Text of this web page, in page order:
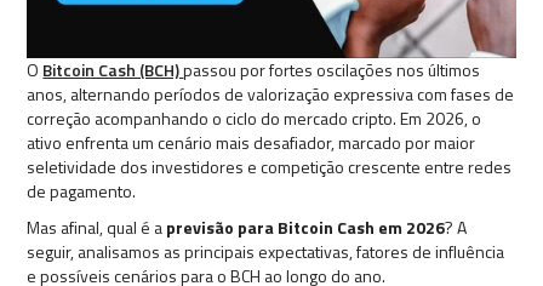
O Bitcoin Cash (BCH)passou por fortes oscilações nos últimos
anos, alternando períodos de valorização expressiva com fases de
correção acompanhando o ciclo do mercado cripto. Em 2026, o
ativo enfrenta um cenário mais desafiador, marcado por maior
seletividade dos investidores e competição crescente entre redes
de pagamento.
Mas afinal, qual é aprevisão para Bitcoin Cash em 2026? A
seguir, analisamos as principais expectativas, fatores de influência
e possíveis cenários para o BCH ao longo do ano.